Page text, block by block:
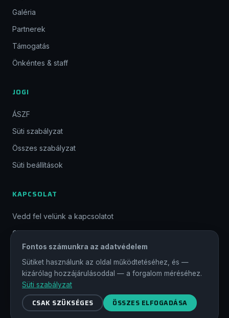
Galéria
Partnerek
Támogatás
Önkéntes & staff
JOGI
ÁSZF
Süti szabályzat
Összes szabályzat
Süti beállítások
KAPCSOLAT
Vedd fel velünk a kapcsolatot
GYIK
CSATLAKOZZ
© 2026 Magyar Gamer Szövetség. Minden jog fenntartva.
#magyargamer
Fontos számunkra az adatvédelem
Sütiket használunk az oldal működtetéséhez, és —
kizárólag hozzájárulásoddal — a forgalom méréséhez.
Süti szabályzat
CSAK SZÜKSÉGES ÖSSZES ELFOGADÁSA